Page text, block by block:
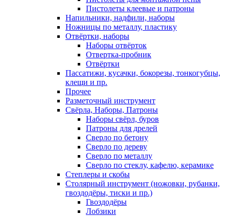
Пистолеты клеевые и патроны
Напильники, надфили, наборы
Ножницы по металлу, пластику
Отвёртки, наборы
Наборы отвёрток
Отвертка-пробник
Отвёртки
Пассатижи, кусачки, бокорезы, тонкогубцы,
клещи и пр.
Прочее
Разметочный инструмент
Свёрла, Наборы, Патроны
Наборы свёрл, буров
Патроны для дрелей
Сверло по бетону
Сверло по дереву
Сверло по металлу
Сверло по стеклу, кафелю, керамике
Степлеры и скобы
Столярный инструмент (ножовки, рубанки,
гвоздодёры, тиски и пр.)
Гвоздодёры
Лобзики